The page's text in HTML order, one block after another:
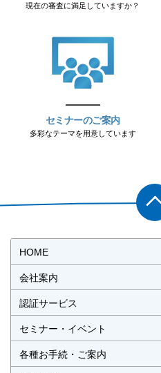
現在の審査に満足していますか？
セミナーのご案内
多彩なテーマを用意しています
HOME
会社案内
認証サービス
ISO認証（マネジメントシステム）
ISO 9001（品質）
ISO 14001（環境）
ISO 55001（アセット）
ISO 45001（労働安全衛生）
ISO 27001（情報セキュリティ）
MSAの審査認証
ISOとは？
JIS製品認証
JIS製品認証の手続き
認証リスト
セミナー・イベント
各種お手続・ご案内